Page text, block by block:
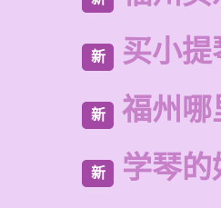
新 买小
新 福州哪
新 学琴